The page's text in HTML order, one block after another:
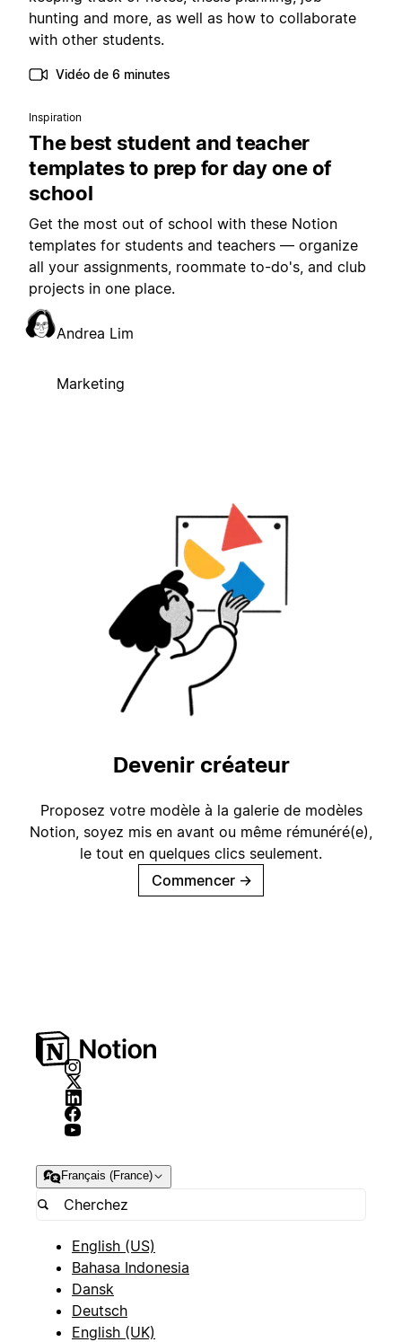
hunting and more, as well as how to collaborate
with other students.
Vidéo de 6 minutes
Inspiration
The best student and teacher
templates to prep for day one of
school
Get the most out of school with these Notion
templates for students and teachers — organize
all your assignments, roommate to-do's, and club
projects in one place.
Andrea Lim
Marketing
Devenir créateur
Proposez votre modèle à la galerie de modèles
Notion, soyez mis en avant ou même rémunéré(e),
le tout en quelques clics seulement.
Commencer →
Français (France)
English (US)
Bahasa Indonesia
Dansk
Deutsch
English (UK)